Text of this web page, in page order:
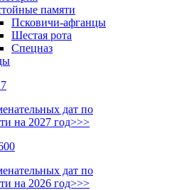
памяти
Псковичи-афганцы
Шестая рота
Спецназ
дат по
на 2027 год>>>
дат по
на 2026 год>>>